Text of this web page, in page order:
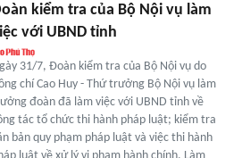
kiểm tra của Bộ Nội vụ làm
với UBND tỉnh
31/7, Đoàn kiểm tra của Bộ Nội vụ do
chí Cao Huy - Thứ trưởng Bộ Nội vụ làm
đoàn đã làm việc với UBND tỉnh về
tác tổ chức thi hành pháp luật; kiểm tra
bản quy phạm pháp luật và việc thi hành
luật về xử lý vi phạm hành chính. Làm